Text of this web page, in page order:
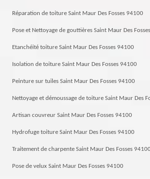
Réparation de toiture Saint Maur Des Fosses 94100
Pose et Nettoyage de gouttières Saint Maur Des
Etanchéité toiture Saint Maur Des Fosses 94100
Isolation de toiture Saint Maur Des Fosses 94100
Peinture sur tuiles Saint Maur Des Fosses 94100
Nettoyage et démoussage de toiture Saint Maur Des
Artisan couvreur Saint Maur Des Fosses 94100
Hydrofuge toiture Saint Maur Des Fosses 94100
Traitement de charpente Saint Maur Des Fosses
Pose de velux Saint Maur Des Fosses 94100